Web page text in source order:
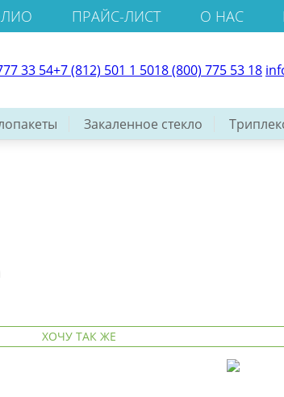
ПРАЙС-ЛИСТ О НАС
33 54+7 (812) 501 1 5018 (800) 775 53 18
Закаленное стекло
ХОЧУ ТАК ЖЕ